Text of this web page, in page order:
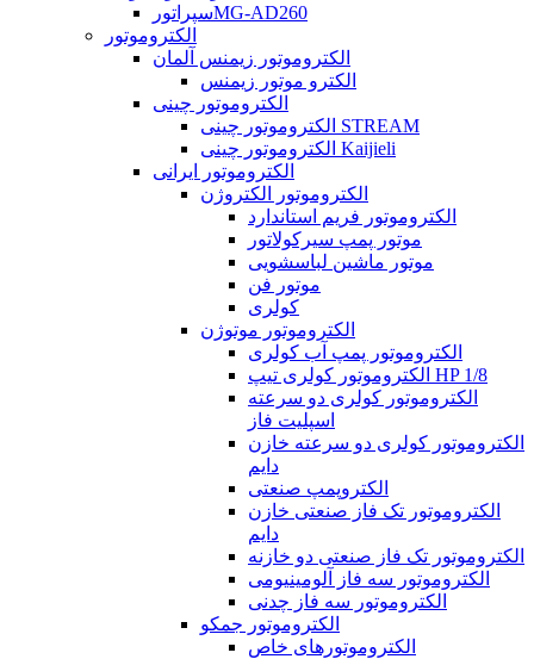
سپراتورMG-AD260
الکتروموتور
الکتروموتور زیمنس آلمان
الکترو موتور زیمنس
الکتروموتور چینی
الکتروموتور چینی STREAM
الکتروموتور چینی Kaijieli
الکتروموتور ایرانی
الکتروموتور الکتروژن
الکتروموتور فریم استاندارد
موتور پمپ سیرکولاتور
موتور ماشین لباسشویی
موتور فن
کولری
الکتروموتور موتوژن
الکتروموتور پمپ آب کولری
الکتروموتور کولری تیپ HP 1/8
الکتروموتور کولری دو سرعته
اسپلیت فاز
الکتروموتور کولری دو سرعته خازن
دایم
الکتروپمپ صنعتی
الکتروموتور تک فاز صنعتی خازن
دایم
الکتروموتور تک فاز صنعتی دو خازنه
الکتروموتور سه فاز آلومینیومی
الکتروموتور سه فاز چدنی
الکتروموتور جمکو
الکتروموتورهای خاص